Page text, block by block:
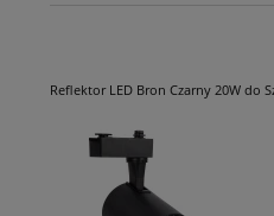
Reflektor LED Bron Czarny 20W do